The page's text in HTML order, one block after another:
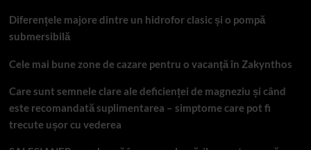
Diferențele majore dintre un hidrofor clasic și o pompă
submersibilă
Cele mai bune zone de cazare pentru o vacanță în Zakynthos
Care sunt semnele clare ale deficienței de magneziu și când
este recomandată suplimentarea – simptome care pot fi
trecute ușor cu vederea